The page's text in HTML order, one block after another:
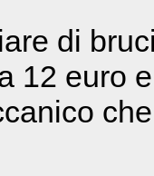
di
12 euro